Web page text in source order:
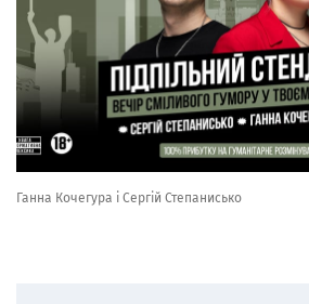
Ганна Кочегура і Сергій Степанисько